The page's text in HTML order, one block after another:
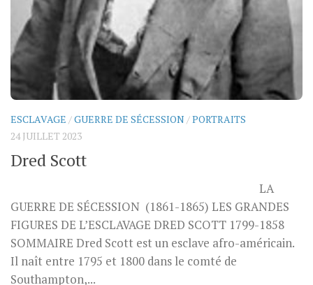
ESCLAVAGE /GUERRE DE SÉCESSION /PORTRAITS
24 JUILLET 2023
Dred Scott
LA
GUERRE DE SÉCESSION (1861-1865) LES GRANDES
FIGURES DE L’ESCLAVAGE DRED SCOTT 1799-1858
SOMMAIRE Dred Scott est un esclave afro-américain.
Il naît entre 1795 et 1800 dans le comté de
Southampton,...